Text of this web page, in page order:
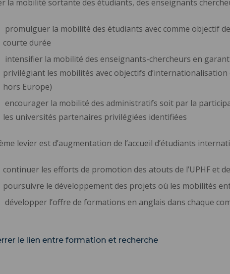
la mobilité sortante des étudiants, des enseignants
promulguer la mobilité des étudiants avec comme objectif
courte durée
intensifier la mobilité des enseignants-chercheurs en
privilégiant les mobilités avec objectifs
hors Europe)
encourager la mobilité des administratifs soit par la
les universités partenaires privilégiées identifiées
levier est d’augmentation de l’accueil d’étudiants
continuer les efforts de promotion des atouts de l’UPHF et
poursuivre le développement des projets où les mobilités
développer l’offre de formations en anglais dans chaque
le lien entre formation et recherche